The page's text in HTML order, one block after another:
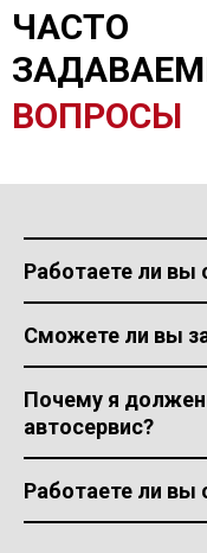
ВОПРОСЫ
ЧАСТО
Работаете ли вы
Сможете ли вы
Почему я
автосервис?
Работаете ли вы